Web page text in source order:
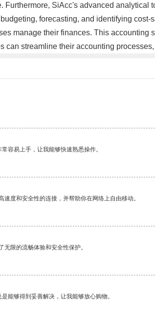
Furthermore, SiAcc's advanced
forecasting, and identifying
manage their finances. This
can streamline their accounting
容易上手，让我能够快速熟悉操作。
度和安全性的连接，并帮助你在网络上自由移动。
限的流畅体验和安全性保护。
能够得到妥善解决，让我能够放心购物。